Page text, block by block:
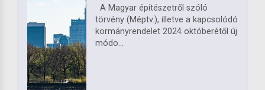
A Magyar építészetről szóló
törvény (Méptv.), illetve a kapcsolódó
kormányrendelet 2024 októberétől új
módo...